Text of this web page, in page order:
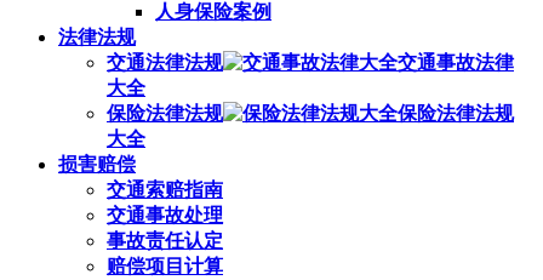
人身保险案例
法律法规
交通法律法规
交通事故法律
大全
保险法律法规
保险法律法规
大全
损害赔偿
交通索赔指南
交通事故处理
事故责任认定
赔偿项目计算